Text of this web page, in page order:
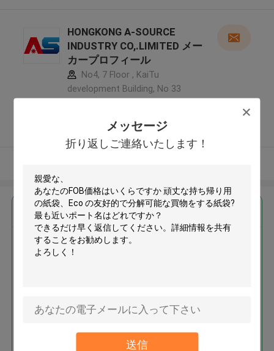
メッセージ
折り返しご連絡いたします！
送信
HONGKONG A-SOURCE
INDUSTRY CO,.LIMITED メー
カープロフィール
No4, 7 Floor , KaiTu
development Building, No 33
確認された製造者
最高の価格で
頑丈な持ち帰り用の紙袋、Eco